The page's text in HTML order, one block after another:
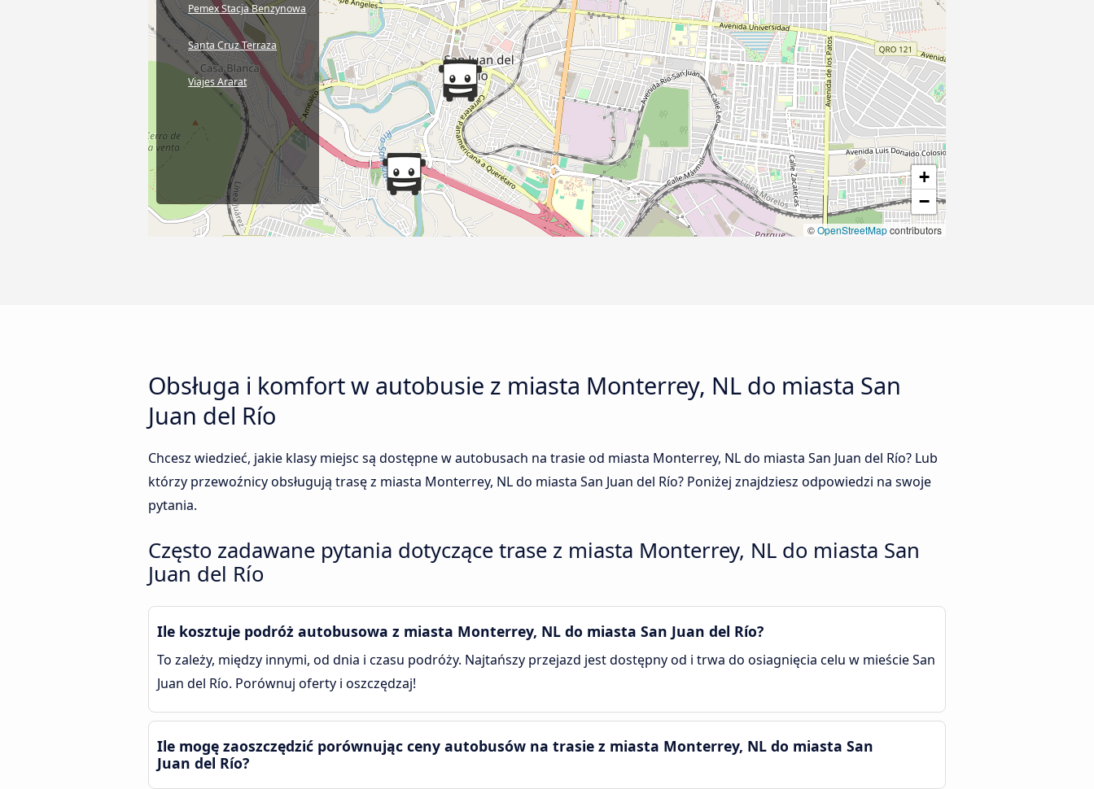
+
−
©OpenStreetMapcontributors
Pemex Stacja Benzynowa
Santa Cruz Terraza
Viajes Ararat
Obsługa i komfort w autobusie z miasta Monterrey, NL do miasta San
Juan del Río
Chcesz wiedzieć, jakie klasy miejsc są dostępne w autobusach na trasie od miasta Monterrey, NL do miasta San Juan del Río? Lub
którzy przewoźnicy obsługują trasę z miasta Monterrey, NL do miasta San Juan del Río? Poniżej znajdziesz odpowiedzi na swoje
pytania.
Często zadawane pytania dotyczące trase z miasta Monterrey, NL do miasta San
Juan del Río
Ile kosztuje podróż autobusowa z miasta Monterrey, NL do miasta San Juan del Río?
To zależy, między innymi, od dnia i czasu podróży. Najtańszy przejazd jest dostępny od i trwa do osiagnięcia celu w mieście San
Juan del Río. Porównuj oferty i oszczędzaj!
Ile mogę zaoszczędzić porównując ceny autobusów na trasie z miasta Monterrey, NL do miasta San
Juan del Río?